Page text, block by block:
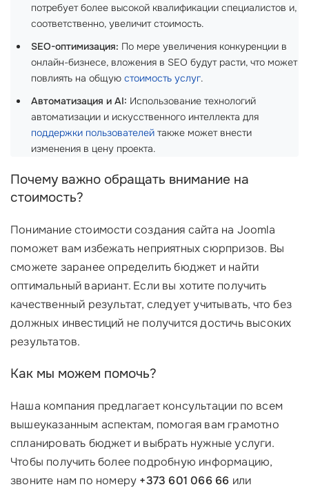
потребует более высокой квалификации специалистов и,
соответственно, увеличит стоимость.
SEO-оптимизация: По мере увеличения конкуренции в
онлайн-бизнесе, вложения в SEO будут расти, что может
повлиять на общую стоимость услуг.
Автоматизация и AI: Использование технологий
автоматизации и искусственного интеллекта для
поддержки пользователей также может внести
изменения в цену проекта.
Почему важно обращать внимание на
стоимость?
Понимание стоимости создания сайта на Joomla
поможет вам избежать неприятных сюрпризов. Вы
сможете заранее определить бюджет и найти
оптимальный вариант. Если вы хотите получить
качественный результат, следует учитывать, что без
должных инвестиций не получится достичь высоких
результатов.
Как мы можем помочь?
Наша компания предлагает консультации по всем
вышеуказанным аспектам, помогая вам грамотно
спланировать бюджет и выбрать нужные услуги.
Чтобы получить более подробную информацию,
звоните нам по номеру +373 601 066 66 или